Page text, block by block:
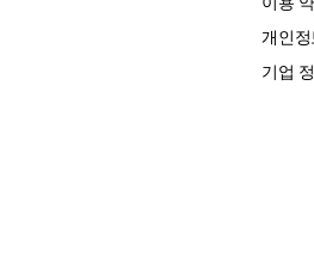
이용
개인정
기업